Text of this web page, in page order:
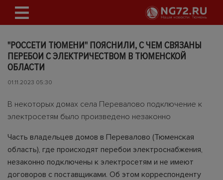
"РОССЕТИ ТЮМЕНИ" ПОЯСНИЛИ, С ЧЕМ СВЯЗАНЫ
ПЕРЕБОИ С ЭЛЕКТРИЧЕСТВОМ В ТЮМЕНСКОЙ
ОБЛАСТИ
01.11.2023 05:30
В некоторых домах села Перевалово подключение к
электросетям было произведено незаконно
Часть владельцев домов в Перевалово (Тюменская
область), где происходят перебои электроснабжения,
незаконно подключены к электросетям и не имеют
договоров с поставщиками. Об этом корреспонденту